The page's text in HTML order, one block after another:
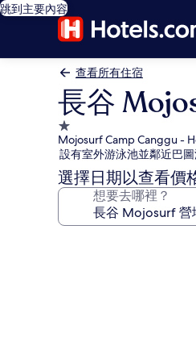
跳到主要內容
查看所有住宿
長谷
1.0
星
級
住
宿
Mojosurf Camp Canggu -
設有室外游泳池並鄰近巴
選擇日期以查看價
想要去哪裡？